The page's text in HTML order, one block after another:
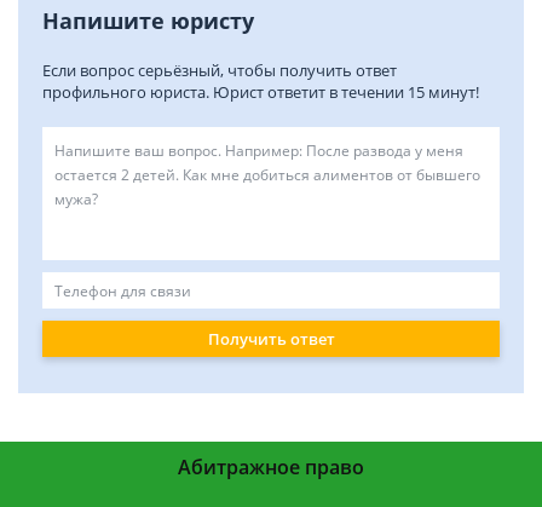
Напишите юристу
Если вопрос серьёзный, чтобы получить ответ
профильного юриста. Юрист ответит в течении 15 минут!
Получить ответ
Абитражное право